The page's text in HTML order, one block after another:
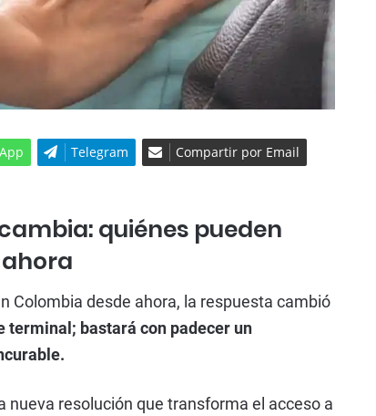
Telegram Compartir por Email
quiénes pueden
Colombia desde ahora, la respuesta cambió
terminal; bastará con padecer un
nueva resolución que transforma el acceso a